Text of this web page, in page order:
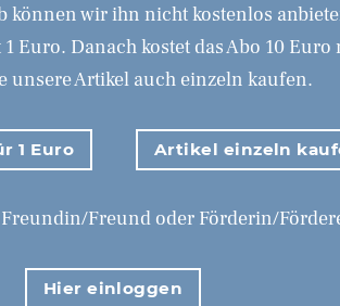
wir ihn nicht kostenlos
Euro. Danach kostet das Abo 10
unsere Artikel auch einzeln kaufen.
1 Euro Artikel einzeln
Freund oder Förderin/
Hier einloggen